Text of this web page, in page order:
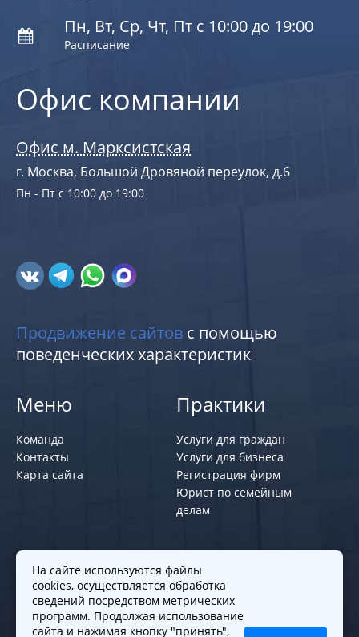
Офис компании
Офис м. Марксистская
г. Москва, Большой Дровяной переулок, д.6
Пн - Пт с 10:00 до 19:00
Пн, Вт, Ср, Чт, Пт с 10:00 до 19:00
Расписание
Продвижение сайтов с помощью
поведенческих характеристик
Меню
Команда
Контакты
Карта сайта
Практики
Услуги для граждан
Услуги для бизнеса
Регистрация фирм
Юрист по семейным
делам
Политики и правила
Политика обработки персональных
данных
На сайте используются файлы
cookies, осуществляется обработка
сведений посредством метрических
программ. Продолжая использование
сайта и нажимая кнопку "принять",